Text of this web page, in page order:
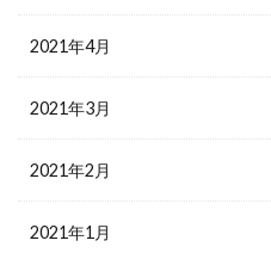
2021年4月
2021年3月
2021年2月
2021年1月